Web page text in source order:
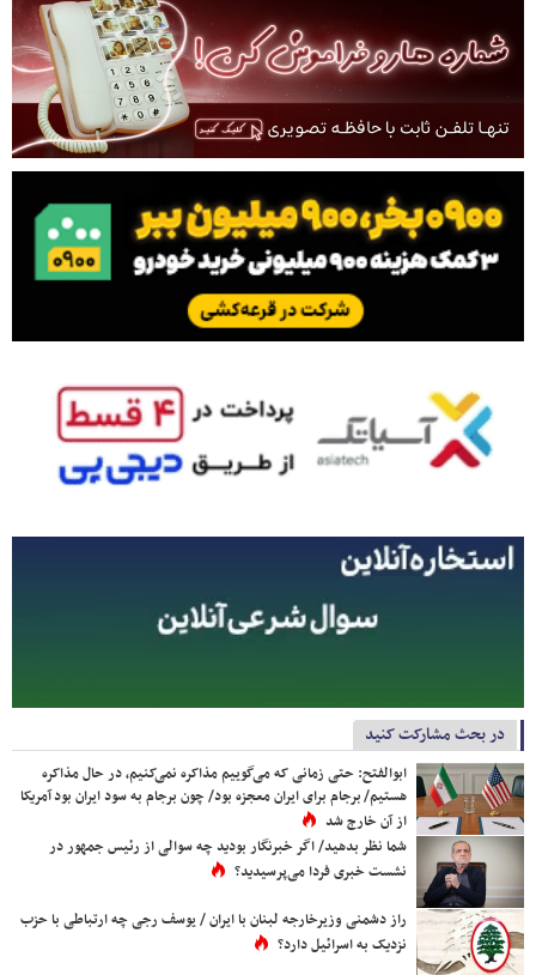
در بحث مشارکت کنید
ابوالفتح: حتی زمانی که می‌گوییم مذاکره نمی‌کنیم، در حال مذاکره
هستیم/ برجام برای ایران معجزه بود/ چون برجام به سود ایران بود آمریکا
از آن خارج شد
شما نظر بدهید/ اگر خبرنگار بودید چه سوالی از رئیس جمهور در
نشست خبری فردا می‌پرسیدید؟
راز دشمنی وزیرخارجه لبنان با ایران / یوسف رجی چه ارتباطی با حزب
نزدیک به اسرائیل دارد؟